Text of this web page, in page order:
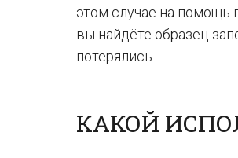
этом случае на помощь
вы найдёте образец
потерялись.
КАКОЙ